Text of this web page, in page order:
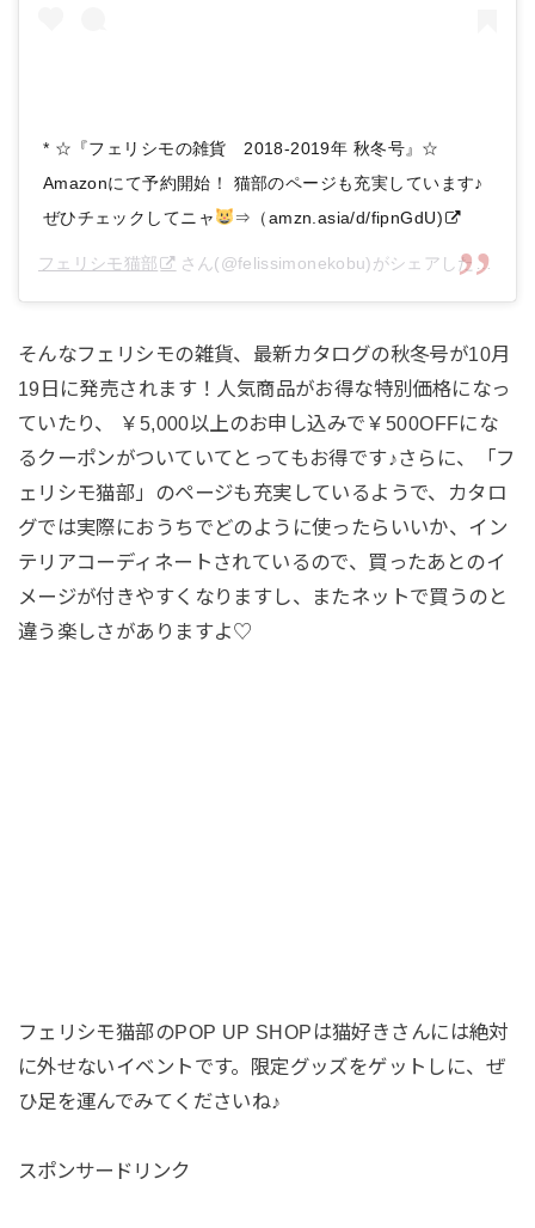
* ☆『フェリシモの雑貨 2018-2019年 秋冬号』☆
Amazonにて予約開始！ 猫部のページも充実しています♪
ぜひチェックしてニャ
⇒（amzn.asia/d/fipnGdU)
フェリシモ猫部 さん(@felissimonekobu)がシェアした投稿 –
そんなフェリシモの雑貨、最新カタログの秋冬号が10月
19日に発売されます！人気商品がお得な特別価格になっ
ていたり、 ￥5,000以上のお申し込みで￥500OFFにな
るクーポンがついていてとってもお得です♪さらに、「フ
ェリシモ猫部」のページも充実しているようで、カタロ
グでは実際におうちでどのように使ったらいいか、イン
テリアコーディネートされているので、買ったあとのイ
メージが付きやすくなりますし、またネットで買うのと
違う楽しさがありますよ♡
フェリシモ猫部のPOP UP SHOPは猫好きさんには絶対
に外せないイベントです。限定グッズをゲットしに、ぜ
ひ足を運んでみてくださいね♪
スポンサードリンク